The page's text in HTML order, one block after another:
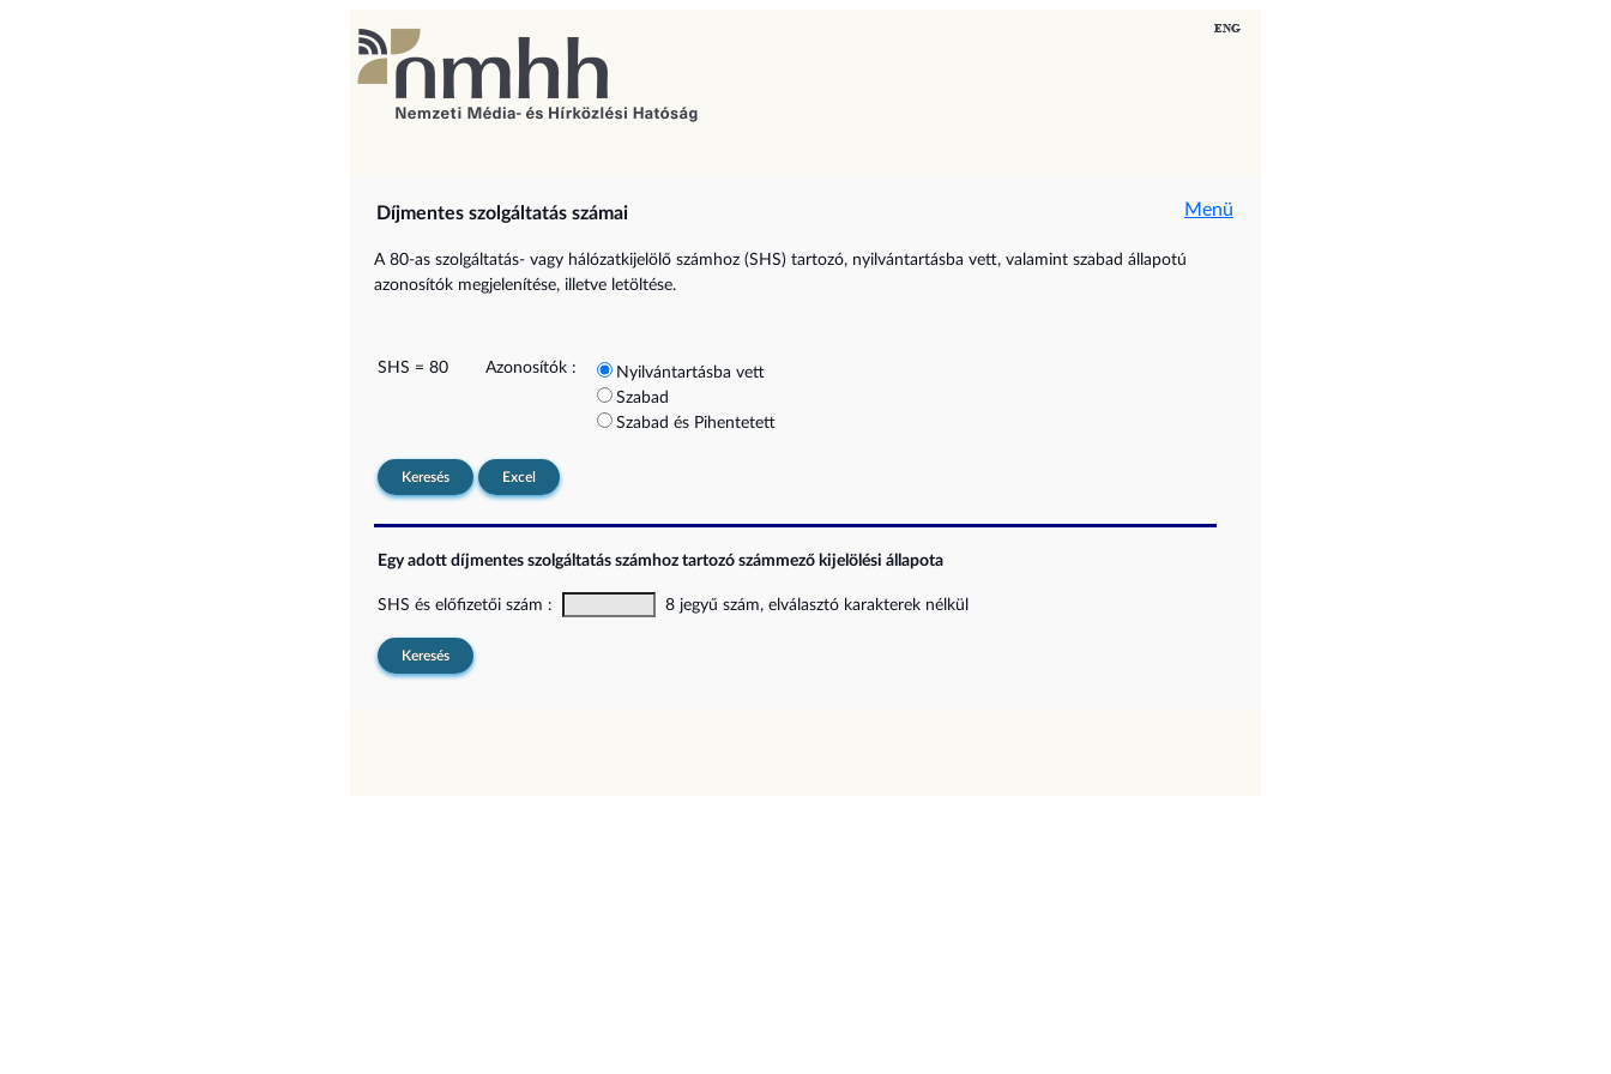
Díjmentes szolgáltatás számai Menü
A 80-as szolgáltatás- vagy hálózatkijelölő számhoz (SHS) tartozó, nyilvántartásba vett, valamint szabad állapotú
azonosítók megjelenítése, illetve letöltése.
SHS = 80 Azonosítók :
Nyilvántartásba vett
Szabad
Szabad és Pihentetett
Keresés Excel
Egy adott díjmentes szolgáltatás számhoz tartozó számmező kijelölési állapota
SHS és előfizetői szám : 8 jegyű szám, elválasztó karakterek nélkül
Keresés